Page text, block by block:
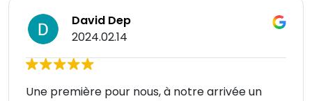
David Dep
2024.02.14
Une première pour nous, à notre arrivée un